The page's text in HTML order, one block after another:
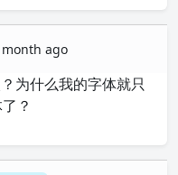
ago
为什么我的字体就只
？